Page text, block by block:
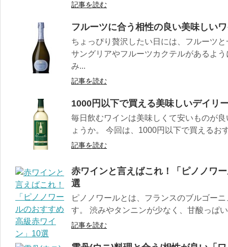
記事を読む
フルーツに合う相性の良い美味しい
ちょっぴり贅沢したい日には、フルーツ
サングリアやフルーツカクテルがあるよ
み...
記事を読む
1000円以下で買える美味しいデイリ
毎日飲むワインは美味しくて安いものが
ょうか。 今回は、1000円以下で買えるお
記事を読む
赤ワインと言えばこれ！「ピノノワ
選
ピノノワールとは、フランスのブルゴー
す。 渋みやタンニンが少なく、甘酸っぱ
記事を読む